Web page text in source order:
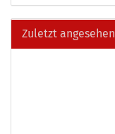
Zuletzt angesehen